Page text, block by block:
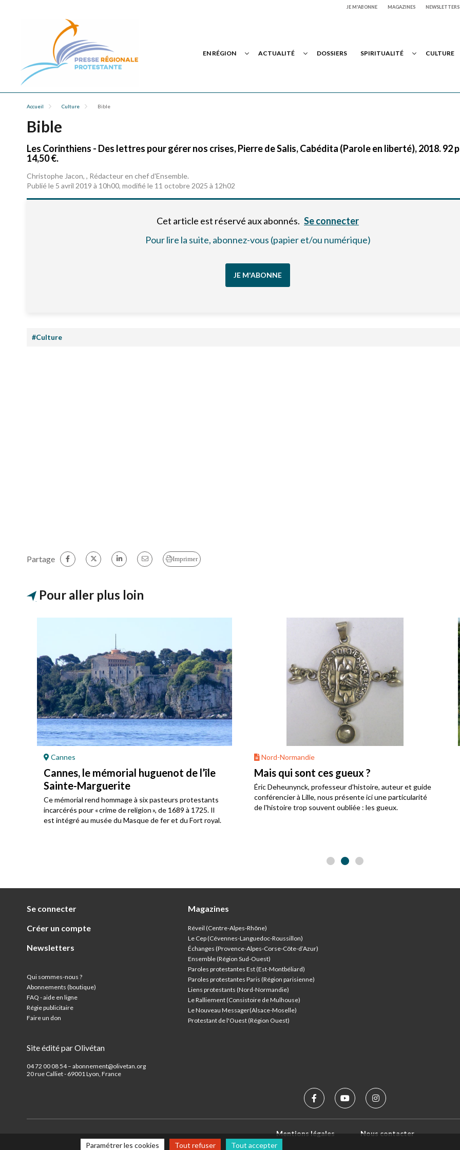
JE M'ABONNE MAGAZINES NEWSLETTERS
EN RÉGION ACTUALITÉ DOSSIERS SPIRITUALITÉ CULTURE
Accueil Culture Bible
Bible
Les Corinthiens - Des lettres pour gérer nos crises, Pierre de Salis, Cabédita (Parole en liberté), 2018. 92
14,50 €.
Christophe Jacon, , Rédacteur en chef d'Ensemble.
Publié le 5 avril 2019 à 10h00, modifié le 11 octobre 2025 à 12h02
Cet article est réservé aux abonnés. Se connecter
Pour lire la suite, abonnez-vous (papier et/ou numérique)
JE M'ABONNE
#Culture
Partage Imprimer
Pour aller plus loin
Cannes
Cannes, le mémorial huguenot de l’île
Sainte-Marguerite
Ce mémorial rend hommage à six pasteurs protestants
incarcérés pour « crime de religion », de 1689 à 1725. Il
est intégré au musée du Masque de fer et du Fort royal.
Nord-Normandie
Mais qui sont ces gueux ?
Éric Deheunynck, professeur d'histoire, auteur et guide
conférencier à Lille, nous présente ici une particularité
de l'histoire trop souvent oubliée : les gueux.
Se connecter
Créer un compte
Newsletters
Qui sommes-nous ?
Abonnements (boutique)
FAQ - aide en ligne
Régie publicitaire
Faire un don
Site édité par Olivétan
04 72 00 08 54 – abonnement@olivetan.org
20 rue Calliet - 69001 Lyon, France
Magazines
Réveil (Centre-Alpes-Rhône)
Le Cep (Cévennes-Languedoc-Roussillon)
Échanges (Provence-Alpes-Corse-Côte-d’Azur)
Ensemble (Région Sud-Ouest)
Paroles protestantes Est (Est-Montbéliard)
Paroles protestantes Paris (Région parisienne)
Liens protestants (Nord-Normandie)
Le Ralliement (Consistoire de Mulhouse)
Le Nouveau Messager(Alsace-Moselle)
Protestant de l'Ouest (Région Ouest)
Mentions légales
Nous contacter
Paramétrer les cookies
Tout refuser Tout accepter